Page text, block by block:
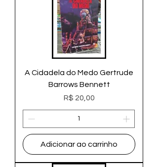
A Cidadela do Medo Gertrude
Barrows Bennett
Preço
R$ 20,00
Adicionar ao carrinho